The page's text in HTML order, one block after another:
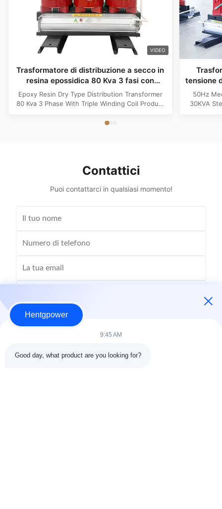
VIDEO
Trasformatore di distribuzione a secco in
resina epossidica 80 Kva 3 fasi con
bobina a tripla avvolgimento
Epoxy Resin Dry Type Distribution Transformer
80 Kva 3 Phase With Triple Winding Coil Product
transformer, distribution transformer, Dry Type
tensione
50Hz
30KVA
Contattici
Puoi contattarci in qualsiasi momento!
Hentgpower
9:45 AM
Good day, what product are you looking for?